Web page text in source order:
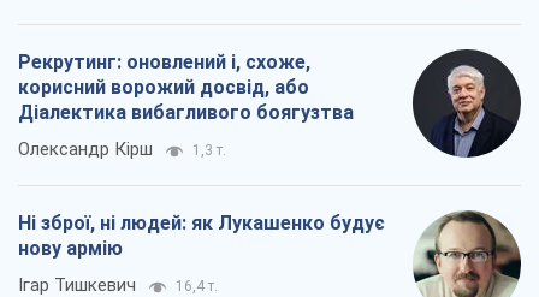
Рекрутинг: оновлений і, схоже,
корисний ворожий досвід, або
Діалектика вибагливого боягузтва
Олександр Кірш 1,3 т.
Ні зброї, ні людей: як Лукашенко будує
нову армію
Ігар Тишкевич 16,4 т.